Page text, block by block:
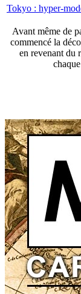
Tokyo : hyper-
Avant même de
commencé la
en revenant du